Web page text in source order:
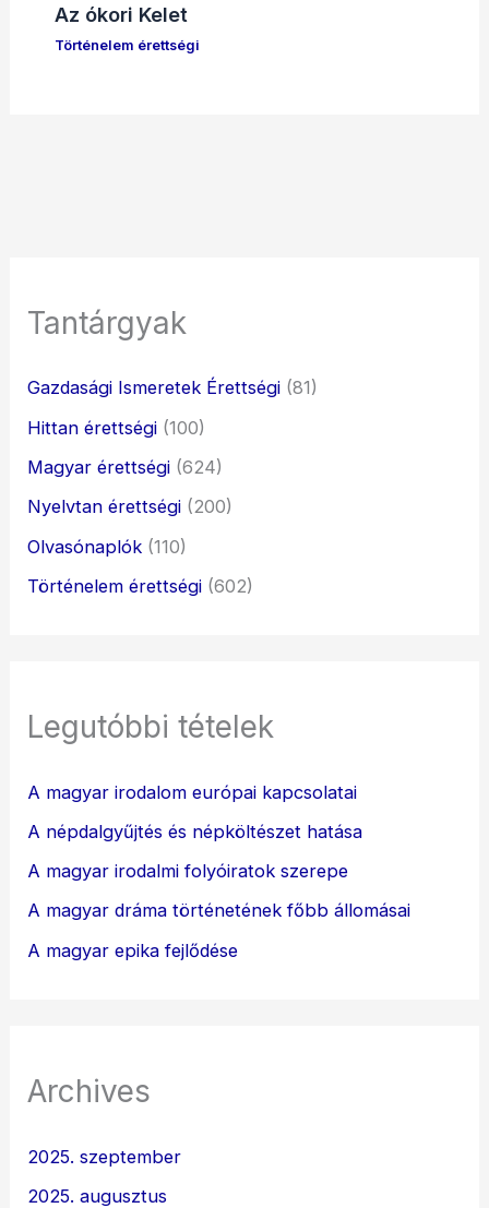
Az ókori Kelet
Történelem érettségi
Tantárgyak
Gazdasági Ismeretek Érettségi (81)
Hittan érettségi (100)
Magyar érettségi (624)
Nyelvtan érettségi (200)
Olvasónaplók (110)
Történelem érettségi (602)
Legutóbbi tételek
A magyar irodalom európai kapcsolatai
A népdalgyűjtés és népköltészet hatása
A magyar irodalmi folyóiratok szerepe
A magyar dráma történetének főbb állomásai
A magyar epika fejlődése
Archives
2025. szeptember
2025. augusztus